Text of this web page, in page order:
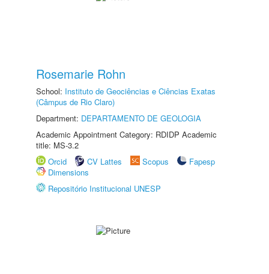
Rosemarie Rohn
School: Instituto de Geociências e Ciências Exatas
(Câmpus de Rio Claro)
Department: DEPARTAMENTO DE GEOLOGIA
Academic Appointment Category: RDIDP Academic
title: MS-3.2
Orcid
CV Lattes Scopus
Fapesp
Dimensions
Repositório Institucional UNESP